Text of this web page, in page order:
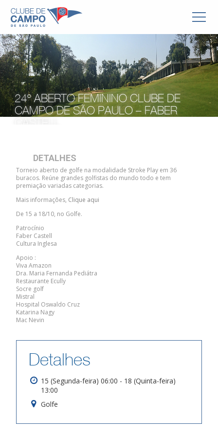
24º ABERTO FEMININO CLUBE DE
CAMPO DE SÃO PAULO – FABER
DETALHES
Torneio aberto de golfe na modalidade Stroke Play em 36
buracos. Reúne grandes golfistas do mundo todo e tem
premiação variadas categorias.
Mais informações, Clique aqui
De 15 a 18/10, no Golfe.
Patrocínio
Faber Castell
Cultura Inglesa
Apoio :
Viva Amazon
Dra. Maria Fernanda Pediátra
Restaurante Ecully
Socre golf
Mistral
Hospital Oswaldo Cruz
Katarina Nagy
Mac Nevin
Detalhes
15 (Segunda-feira) 06:00 - 18 (Quinta-feira)
13:00
Golfe